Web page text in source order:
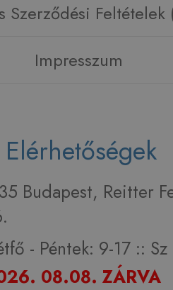
Szerződési Feltételek
Impresszum
Elérhetőségek
Budapest, Reitter
- Péntek: 9-17 :: Sz
08.08. ZÁRVA